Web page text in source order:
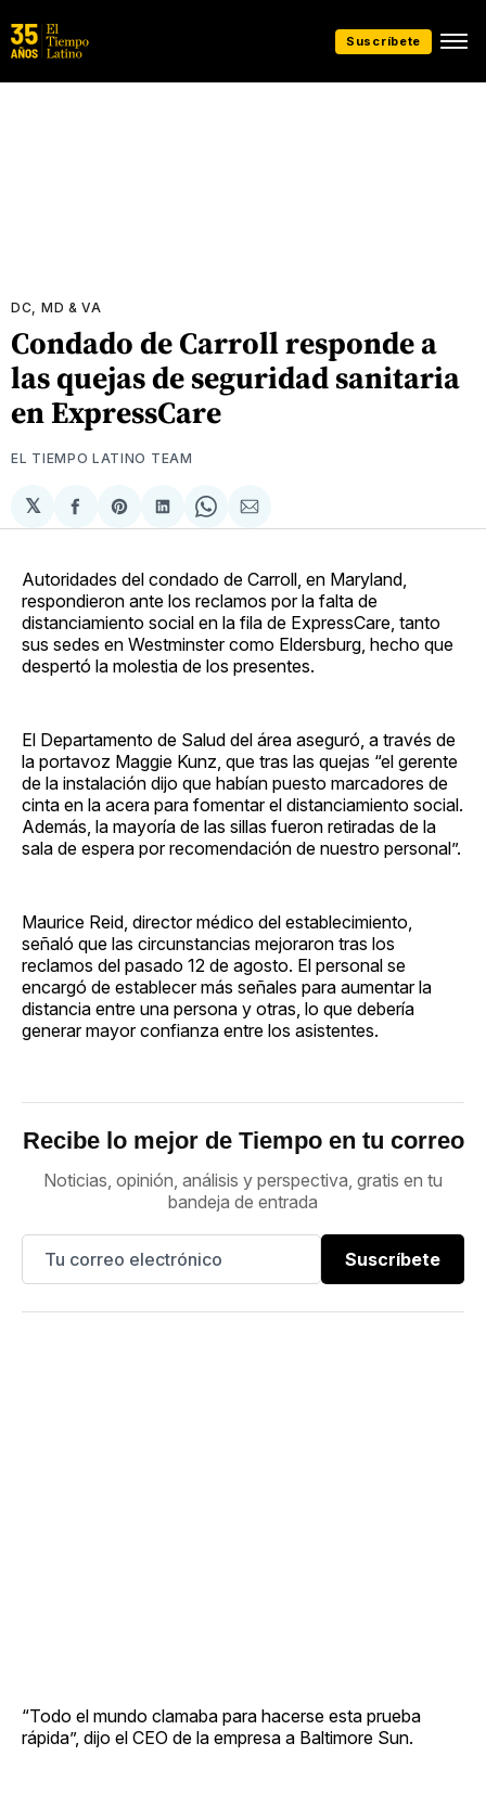
Suscríbete
DC, MD & VA
Condado de Carroll responde a
las quejas de seguridad sanitaria
en ExpressCare
EL TIEMPO LATINO TEAM
𝕏
Compartir
en
Share
on
Compartir
en
Share
on
Compartir
via
Autoridades del condado de Carroll, en Maryland,
respondieron ante los reclamos por la falta de
distanciamiento social en la fila de ExpressCare, tanto
sus sedes en Westminster como Eldersburg, hecho que
despertó la molestia de los presentes.
El Departamento de Salud del área aseguró, a través de
la portavoz Maggie Kunz, que tras las quejas “el gerente
de la instalación dijo que habían puesto marcadores de
cinta en la acera para fomentar el distanciamiento social.
Además, la mayoría de las sillas fueron retiradas de la
sala de espera por recomendación de nuestro personal”.
Maurice Reid, director médico del establecimiento,
señaló que las circunstancias mejoraron tras los
reclamos del pasado 12 de agosto. El personal se
encargó de establecer más señales para aumentar la
distancia entre una persona y otras, lo que debería
generar mayor confianza entre los asistentes.
Recibe lo mejor de Tiempo en tu correo
Noticias, opinión, análisis y perspectiva, gratis en tu
bandeja de entrada
Suscríbete
“Todo el mundo clamaba para hacerse esta prueba
rápida”, dijo el CEO de la empresa a Baltimore Sun.